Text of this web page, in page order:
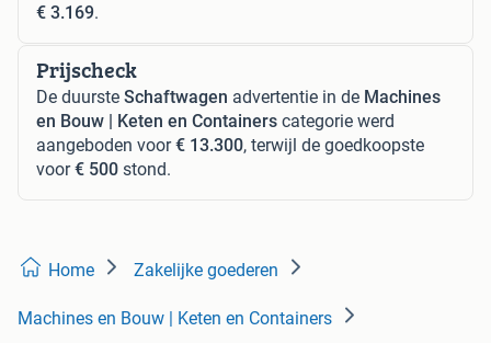
€ 3.169.
Prijscheck
De duurste Schaftwagen advertentie in de Machines
en Bouw | Keten en Containers categorie werd
aangeboden voor€ 13.300, terwijl de goedkoopste
voor€ 500 stond.
Home Zakelijke goederen
Machines en Bouw | Keten en Containers